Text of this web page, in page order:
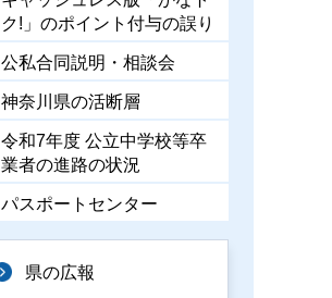
ク!」のポイント付与の誤り
公私合同説明・相談会
神奈川県の活断層
令和7年度 公立中学校等卒
業者の進路の状況
パスポートセンター
県の広報